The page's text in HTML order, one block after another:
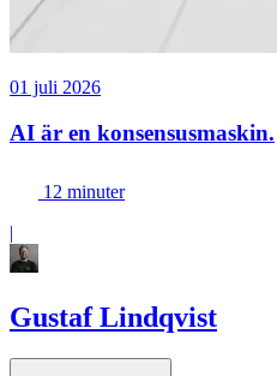
01 juli 2026
AI är en konsensusmaskin.
12 minuter
|
Gustaf Lindqvist